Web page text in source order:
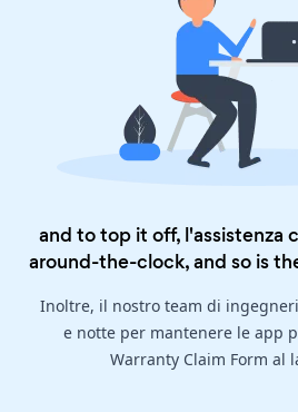
and to top it off, l'assistenza
around-the-clock, and so is
Inoltre, il nostro team di
e notte per mantenere le app
Warranty Claim Form al